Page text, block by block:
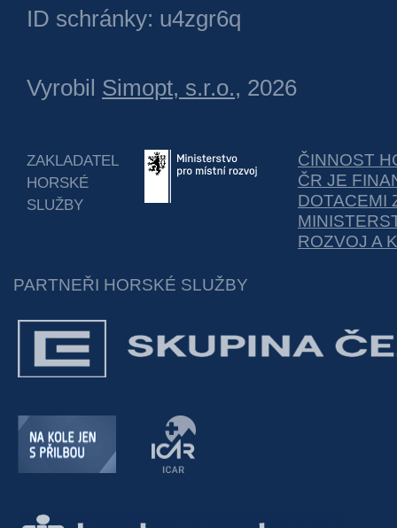
ID schránky: u4zgr6q
Vyrobil Simopt, s.r.o., 2026
ZAKLADATEL
HORSKÉ
SLUŽBY
ČINNOST
ČR JE
DOTACEMI
ROZVOJ A
PARTNEŘI HORSKÉ SLUŽBY